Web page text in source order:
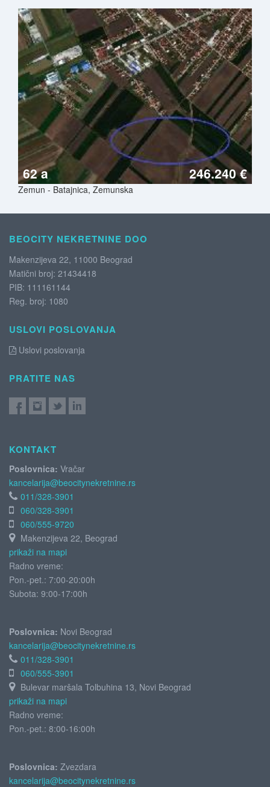
62 a 246.240 €
Zemun - Batajnica, Zemunska
BEOCITY NEKRETNINE DOO
Makenzijeva 22, 11000 Beograd
Matični broj: 21434418
PIB: 111161144
Reg. broj: 1080
USLOVI POSLOVANJA
Uslovi poslovanja
PRATITE NAS
KONTAKT
Poslovnica: Vračar
kancelarija@beocitynekretnine.rs
011/328-3901
060/328-3901
060/555-9720
Makenzijeva 22, Beograd
prikaži na mapi
Radno vreme:
Pon.-pet.: 7:00-20:00h
Subota: 9:00-17:00h
Poslovnica: Novi Beograd
kancelarija@beocitynekretnine.rs
011/328-3901
060/555-3901
Bulevar maršala Tolbuhina 13, Novi Beograd
prikaži na mapi
Radno vreme:
Pon.-pet.: 8:00-16:00h
Poslovnica: Zvezdara
kancelarija@beocitynekretnine.rs